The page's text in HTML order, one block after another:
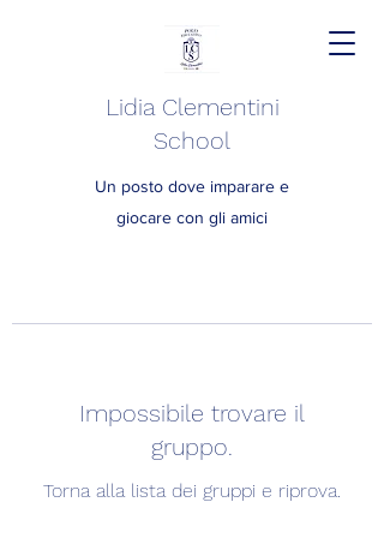
Lidia Clementini
School
Un posto dove imparare e
giocare con gli amici
Impossibile trovare il
gruppo.
Torna alla lista dei gruppi e riprova.